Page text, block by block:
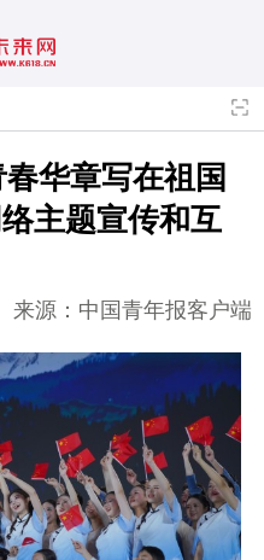
华章写在祖国
主题宣传和互
来源：中国青年报客户端